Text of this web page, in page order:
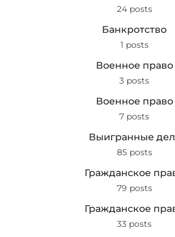
24 posts
Банкротство
1 posts
Военное право
3 posts
Военное право
7 posts
Выигранные
85 posts
Гражданское
79 posts
Гражданское
33 posts